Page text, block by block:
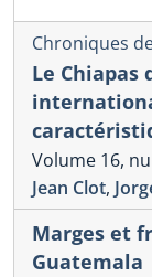
Chroniques
Le Chiapas
Volume 16,
Jean Clot,
Marges et
Guatemala